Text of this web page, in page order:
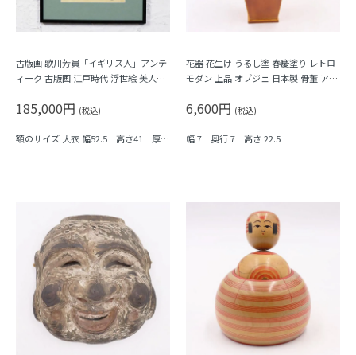
古版画 歌川芳員「イギリス人」アンテ
ィーク 古版画 江戸時代 浮世絵 美人画
kiyoe
185,000円 (税込)
額のサイズ 大衣 幅52.5 高さ41 厚み
花器 花生け うるし塗 春慶塗り レトロ
モダン 上品 オブジェ 日本製 骨董 アン
6,600円 (税込)
幅 7 奥行 7 高さ 22.5